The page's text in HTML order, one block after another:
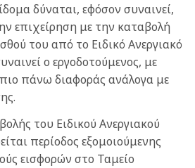
δύναται, εφόσον συναινεί,
επιχείρηση με την καταβολή
του από το Ειδικό Ανεργιακό
ο εργοδοτούμενος, με
πάνω διαφοράς ανάλογα με
του Ειδικού Ανεργιακού
περίοδος εξομοιούμενης
εισφορών στο Ταμείο